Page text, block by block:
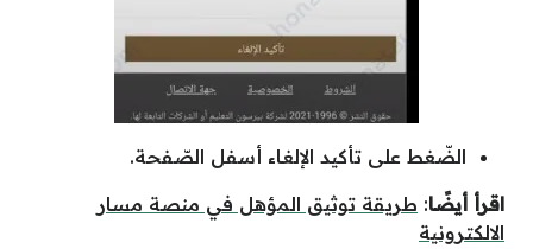
الضّغط على تأكيد الإلغاء أسفل الصّفحة.
اقرأ أيضًا: طريقة توثيق المؤهل في منصة مسار
الالكترونية